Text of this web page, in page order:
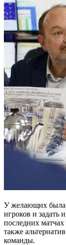
У желающих была
игроков и задать
последних
также
команды.